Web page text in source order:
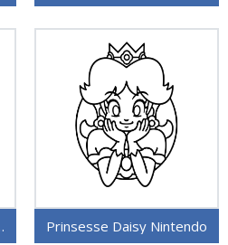
Basket Prinsesse Daisy Nintendo